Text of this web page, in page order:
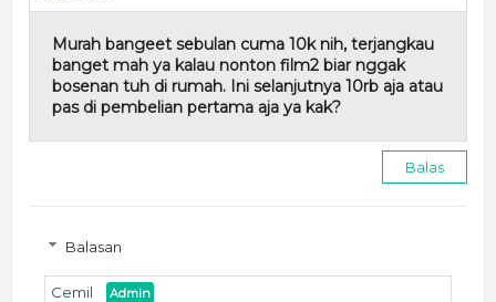
Murah bangeet sebulan cuma 10k nih, terjangkau
banget mah ya kalau nonton film2 biar nggak
bosenan tuh di rumah. Ini selanjutnya 10rb aja atau
pas di pembelian pertama aja ya kak?
Balas
Balasan
Cemil